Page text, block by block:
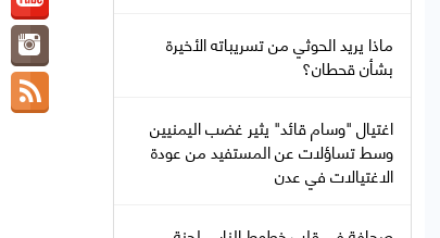
ماذا يريد الحوثي من تسريباته الأخيرة
بشأن قحطان؟
اغتيال "وسام قائد" يثير غضب اليمنيين
وسط تساؤلات عن المستفيد من عودة
الاغتيالات في عدن